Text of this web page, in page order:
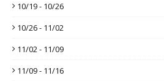
10/19 - 10/26
10/26 - 11/02
11/02 - 11/09
11/09 - 11/16